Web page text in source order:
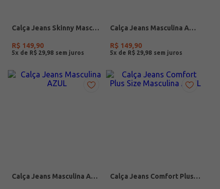
Calça Jeans Skinny Masculina AZUL
R$ 149,90
5x de R$ 29 98
Calça Jeans Masculina AZUL
R$ 149,90
5x de R$ 29 98
Calça Jeans Masculina AZUL Calça Jeans Comfort Plus Size Masculina AZUL